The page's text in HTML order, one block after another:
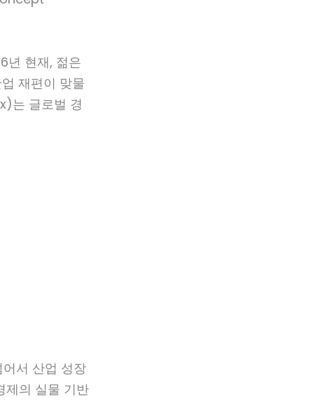
년 현재, 젊은
재편이 맞물
는 글로벌 경
서 산업 성장
제의 실물 기반